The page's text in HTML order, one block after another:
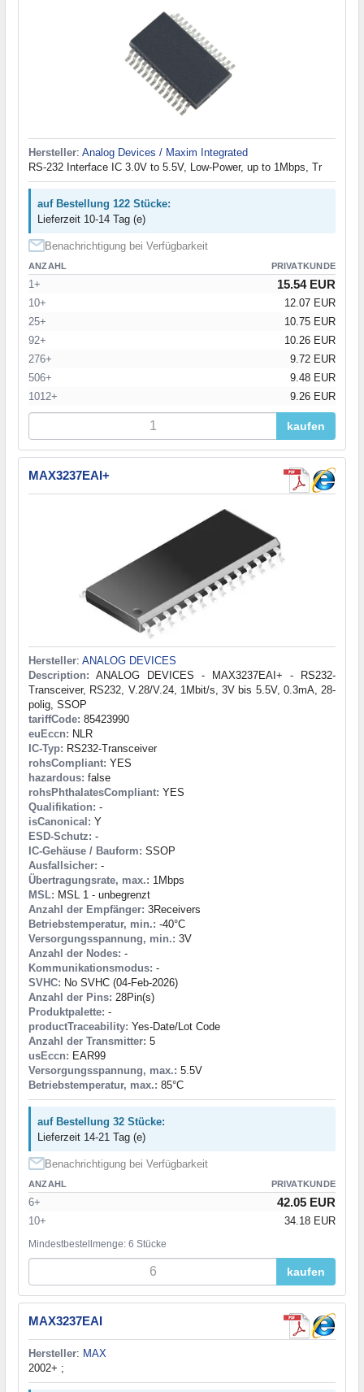
Hersteller: Analog Devices / Maxim Integrated
RS-232 Interface IC 3.0V to 5.5V, Low-Power, up to 1Mbps, Tr
auf Bestellung 122 Stücke:
Lieferzeit 10-14 Tag (e)
Benachrichtigung bei Verfügbarkeit
ANZAHL PRIVATKUNDE
1+ 15.54 EUR
10+
12.07 EUR
25+
10.75 EUR
92+
10.26 EUR
276+
9.72 EUR
506+
9.48 EUR
1012+
9.26 EUR
kaufen
MAX3237EAI+
Hersteller: ANALOG DEVICES
Description: ANALOG DEVICES - MAX3237EAI+ - RS232-
Transceiver, RS232, V.28/V.24, 1Mbit/s, 3V bis 5.5V, 0.3mA, 28-
polig, SSOP
tariffCode: 85423990
euEccn: NLR
IC-Typ: RS232-Transceiver
rohsCompliant: YES
hazardous: false
rohsPhthalatesCompliant: YES
Qualifikation: -
isCanonical: Y
ESD-Schutz: -
IC-Gehäuse / Bauform: SSOP
Ausfallsicher: -
Übertragungsrate, max.: 1Mbps
MSL: MSL 1 - unbegrenzt
Anzahl der Empfänger: 3Receivers
Betriebstemperatur, min.: -40°C
Versorgungsspannung, min.: 3V
Anzahl der Nodes: -
Kommunikationsmodus: -
SVHC: No SVHC (04-Feb-2026)
Anzahl der Pins: 28Pin(s)
Produktpalette: -
productTraceability: Yes-Date/Lot Code
Anzahl der Transmitter: 5
usEccn: EAR99
Versorgungsspannung, max.: 5.5V
Betriebstemperatur, max.: 85°C
auf Bestellung 32 Stücke:
Lieferzeit 14-21 Tag (e)
Benachrichtigung bei Verfügbarkeit
ANZAHL PRIVATKUNDE
6+ 42.05 EUR
10+ 34.18 EUR
Mindestbestellmenge: 6 Stücke
kaufen
MAX3237EAI
Hersteller: MAX
2002+ ;